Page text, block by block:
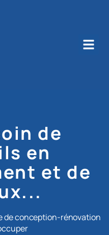
de
en
et de
de conception-rénovation